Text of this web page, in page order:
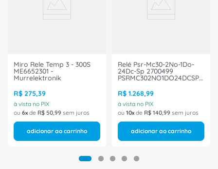
Miro Rele Temp 3 - 300S
ME6652301 -
Murrelektronik
R$ 275,39
à vista no PIX
ou 6 de R$ 50,99 sem juros
adicionar ao carrinho
Relé Psr-Mc30-2No-1Do-
24Dc-Sp 2700499
PSRMC302NO1DO24DCSP
R$ 1.268,99
à vista no PIX
ou 10 de R$ 140,99 sem juros
adicionar ao carrinho